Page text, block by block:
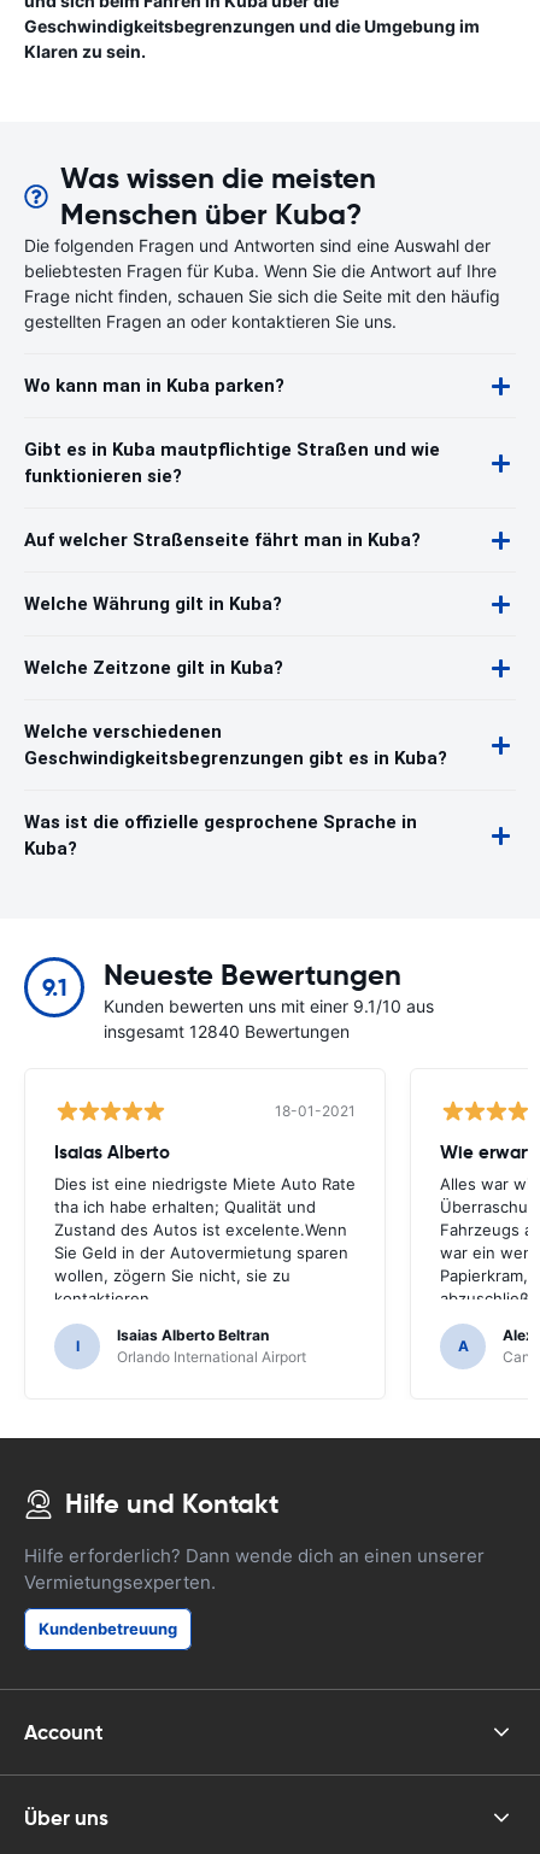
Geschwindigkeitsbegrenzungen und die Umgebung im
Klaren zu sein.
Was wissen die meisten
Menschen über Kuba?
Die folgenden Fragen und Antworten sind eine Auswahl der
beliebtesten Fragen für Kuba. Wenn Sie die Antwort auf Ihre
Frage nicht finden, schauen Sie sich die Seite mit den häufig
gestellten Fragen an oder kontaktieren Sie uns.
Wo kann man in Kuba parken?
Gibt es in Kuba mautpflichtige Straßen und wie
funktionieren sie?
Auf welcher Straßenseite fährt man in Kuba?
Welche Währung gilt in Kuba?
Welche Zeitzone gilt in Kuba?
Welche verschiedenen
Geschwindigkeitsbegrenzungen gibt es in Kuba?
Was ist die offizielle gesprochene Sprache in
Kuba?
9.1 Neueste Bewertungen
Kunden bewerten uns mit einer 9.1/10 aus
insgesamt 12840 Bewertungen
18-01-2021
Isaias Alberto
Dies ist eine niedrigste Miete Auto Rate
tha ich habe erhalten; Qualität und
Zustand des Autos ist excelente.Wenn
Sie Geld in der Autovermietung sparen
wollen, zögern Sie nicht, sie zu
kontaktieren
I
Isaias Alberto Beltran
Orlando International Airport
Wie
Alles war
Fahrzeugs
war ein
Papierkram,
behandelt.
A
Alex
Hilfe und Kontakt
Hilfe erforderlich? Dann wende dich an einen unserer
Vermietungsexperten.
Kundenbetreuung
Account
Über uns